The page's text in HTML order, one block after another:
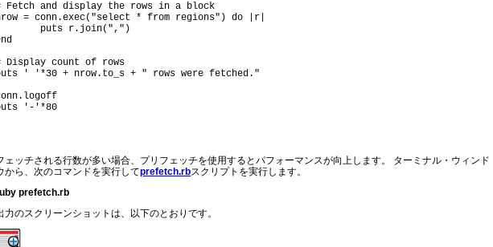
Fetch and display the rows in a block
= conn.exec("select * from regions") do |r|
	puts r.join(",")
Display count of rows
'-'*80
ェッチされる行数が多い場合、プリフェッチを使用するとパフォーマンスが向上します。 ターミナル・ウィンド
から、次のコマンドを実行してprefetch.rbスクリプトを実行します。
prefetch.rb
力のスクリーンショットは、以下のとおりです。